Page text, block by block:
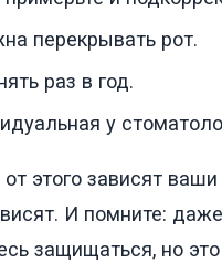
перекрывать рот.
раз в год.
у
этого зависят
И помните:
защищаться, но